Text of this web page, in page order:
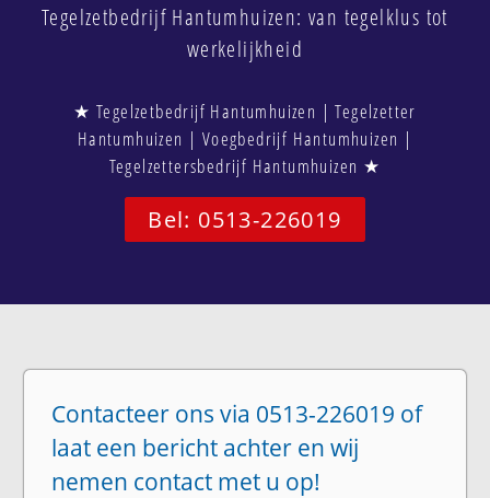
Tegelzetbedrijf Hantumhuizen: van tegelklus tot
werkelijkheid
★ Tegelzetbedrijf Hantumhuizen | Tegelzetter
Hantumhuizen | Voegbedrijf Hantumhuizen |
Tegelzettersbedrijf Hantumhuizen ★
Bel: 0513-226019
Contacteer ons via 0513-226019 of
laat een bericht achter en wij
nemen contact met u op!